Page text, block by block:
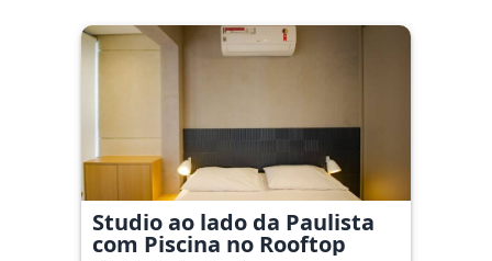
Studio ao lado da Paulista
com Piscina no Rooftop